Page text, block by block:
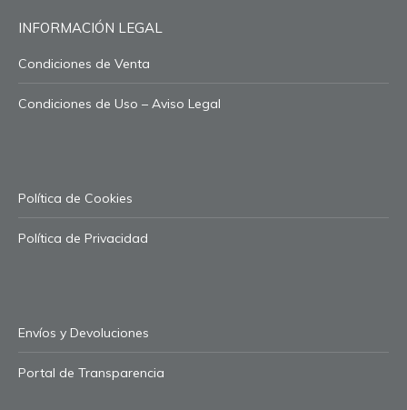
INFORMACIÓN LEGAL
Condiciones de Venta
Condiciones de Uso – Aviso Legal
Política de Cookies
Política de Privacidad
Envíos y Devoluciones
Portal de Transparencia